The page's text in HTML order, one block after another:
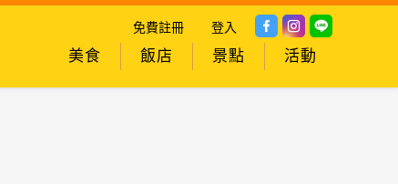
免費註冊 登入
美食 飯店 景點 活動